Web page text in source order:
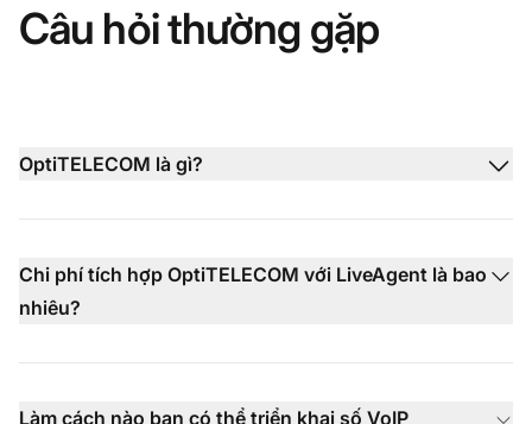
Câu hỏi thường gặp
OptiTELECOM là gì?
Chi phí tích hợp OptiTELECOM với LiveAgent là bao
nhiêu?
Làm cách nào bạn có thể triển khai số VoIP